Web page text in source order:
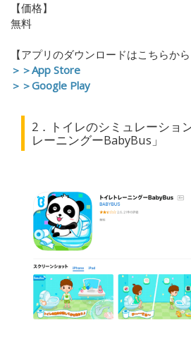
【価格】
無料
【アプリのダウンロードはこちらから
＞＞App Store
＞＞Google Play
2．トイレのシミュレーショ
レーニングーBabyBus」